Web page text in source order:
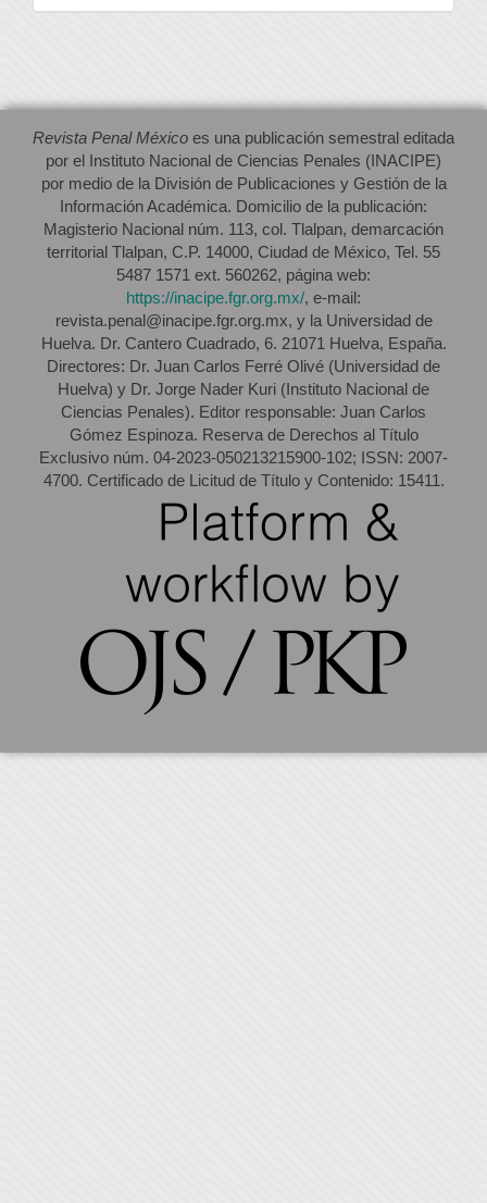
artículo
Revista Penal México es una publicación semestral editada
por el Instituto Nacional de Ciencias Penales (INACIPE)
por medio de la División de Publicaciones y Gestión de la
Información Académica. Domicilio de la publicación:
Magisterio Nacional núm. 113, col. Tlalpan, demarcación
territorial Tlalpan, C.P. 14000, Ciudad de México, Tel. 55
5487 1571 ext. 560262, página web:
https://inacipe.fgr.org.mx/, e-mail:
revista.penal@inacipe.fgr.org.mx, y la Universidad de
Huelva. Dr. Cantero Cuadrado, 6. 21071 Huelva, España.
Directores: Dr. Juan Carlos Ferré Olivé (Universidad de
Huelva) y Dr. Jorge Nader Kuri (Instituto Nacional de
Ciencias Penales). Editor responsable: Juan Carlos
Gómez Espinoza. Reserva de Derechos al Título
Exclusivo núm. 04-2023-050213215900-102; ISSN: 2007-
4700. Certificado de Licitud de Título y Contenido: 15411.